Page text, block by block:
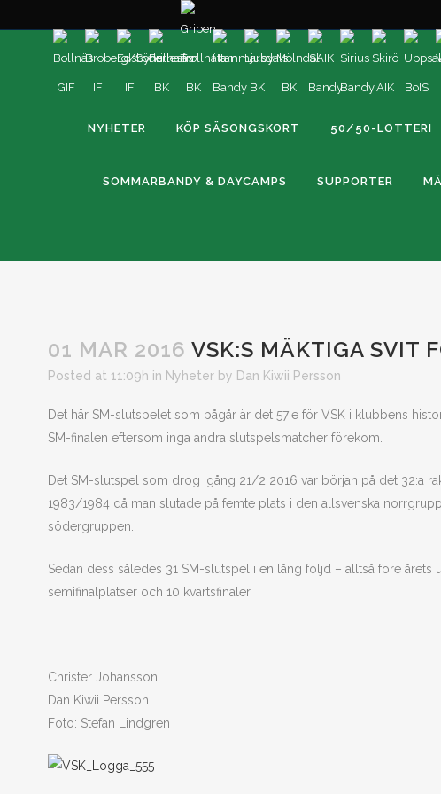
NYHETER KÖP SÄSONGSKORT 50/50-LOTTERI
SOMMARBANDY & DAYCAMPS SUPPORTER
01 MAR 2016 VSK:S MÄKTIGA SVIT
Posted at 11:09h in Nyheter by Dan Kiwii Persson
Det här SM-slutspelet som pågår är det 57:e för VSK i klubbens
SM-finalen eftersom inga andra slutspelsmatcher förekom.
Det SM-slutspel som drog igång 21/2 2016 var början på det 32:a
1983/1984 då man slutade på femte plats i den allsvenska
södergruppen.
Sedan dess således 31 SM-slutspel i en lång följd – alltså före
semifinalplatser och 10 kvartsfinaler.
Christer Johansson
Dan Kiwii Persson
Foto: Stefan Lindgren